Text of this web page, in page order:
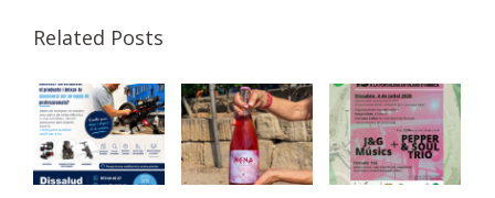
Related Posts